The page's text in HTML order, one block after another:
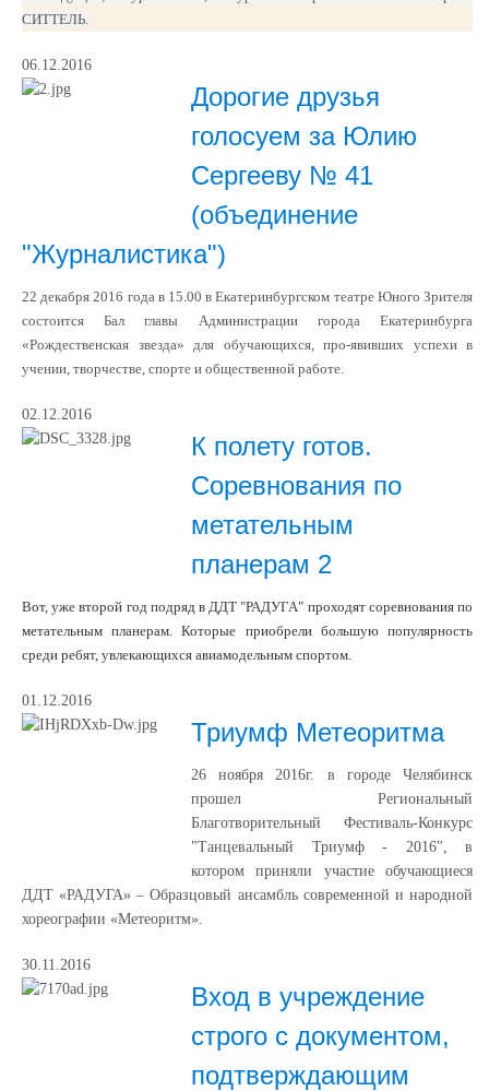
СИТТЕЛЬ.
06.12.2016
Дорогие друзья
голосуем за Юлию
Сергееву № 41
(объединение
"Журналистика")
22 декабря 2016 года в 15.00 в Екатеринбургском театре Юного Зрителя
состоится Бал главы Администрации города Екатеринбурга
«Рождественская звезда» для обучающихся, про-явивших успехи в
учении, творчестве, спорте и общественной работе.
02.12.2016
К полету готов.
Соревнования по
метательным
планерам 2
Вот, уже второй год подряд в ДДТ "РАДУГА" проходят соревнования по
метательным планерам. Которые приобрели большую популярность
среди ребят, увлекающихся авиамодельным спортом.
01.12.2016
Триумф Метеоритма
26 ноября 2016г. в городе Челябинск
прошел Региональный
Благотворительный Фестиваль-Конкурс
"Танцевальный Триумф - 2016", в
котором приняли участие обучающиеся
ДДТ «РАДУГА» – Образцовый ансамбль современной и народной
хореографии «Метеоритм»
30.11.2016
Вход в учреждение
строго с документом,
подтверждающим